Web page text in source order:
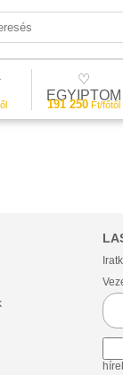
♡
EGYIPTOM
191 250Ft/főtől